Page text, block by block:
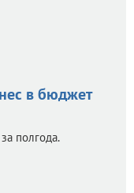
в бюджет
полгода.